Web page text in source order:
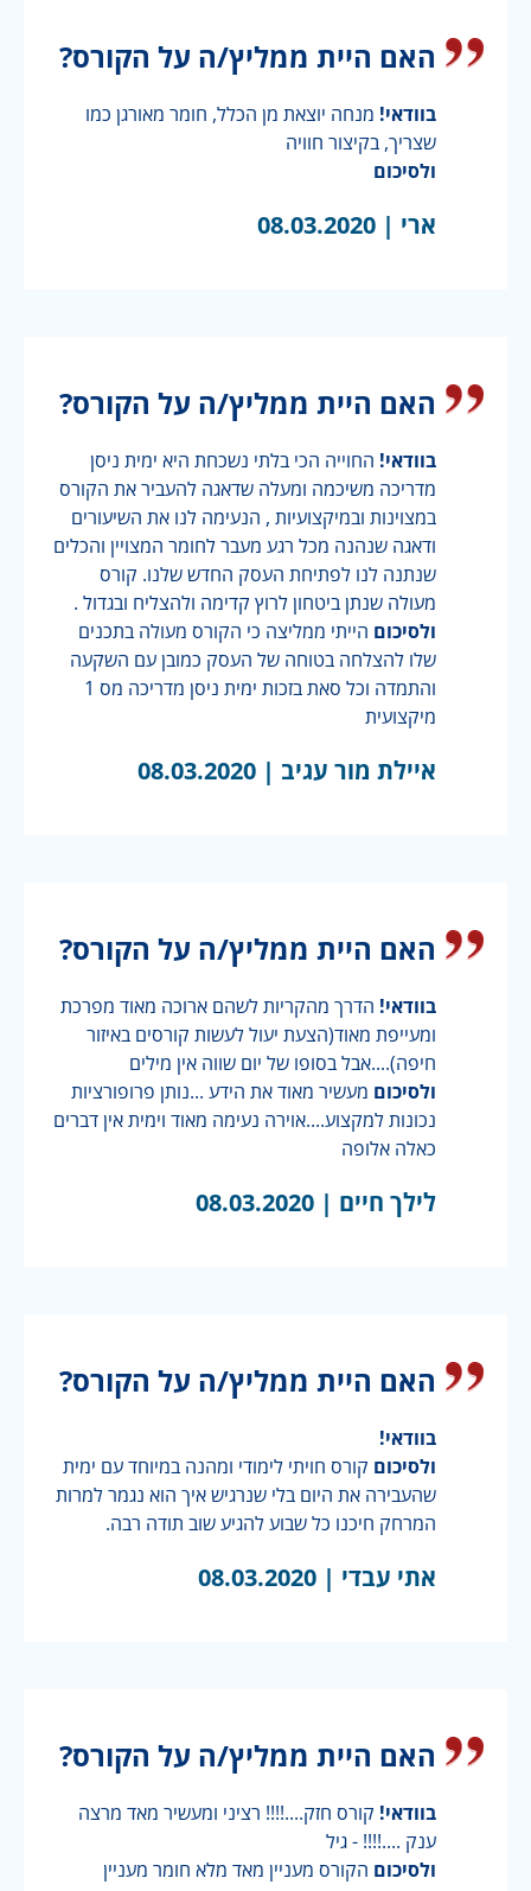
האם היית ממליץ/ה על הקורס?
בוודאי! מנחה יוצאת מן הכלל, חומר מאורגן כמו
שצריך, בקיצור חוויה
ולסיכום
ארי | 08.03.2020
האם היית ממליץ/ה על הקורס?
בוודאי! החוייה הכי בלתי נשכחת היא ימית ניסן
מדריכה משיכמה ומעלה שדאגה להעביר את הקורס
במצוינות ובמיקצועיות , הנעימה לנו את השיעורים
ודאגה שנהנה מכל רגע מעבר לחומר המצויין והכלים
שנתנה לנו לפתיחת העסק החדש שלנו. קורס
מעולה שנתן ביטחון לרוץ קדימה ולהצליח ובגדול .
ולסיכום הייתי ממליצה כי הקורס מעולה בתכנים
שלו להצלחה בטוחה של העסק כמובן עם השקעה
והתמדה וכל סאת בזכות ימית ניסן מדריכה מס 1
מיקצועית
איילת מור עגיב | 08.03.2020
האם היית ממליץ/ה על הקורס?
בוודאי! הדרך מהקריות לשהם ארוכה מאוד מפרכת
ומעייפת מאוד(הצעת יעול לעשות קורסים באיזור
חיפה)....אבל בסופו של יום שווה אין מילים
ולסיכום מעשיר מאוד את הידע ...נותן פרופורציות
נכונות למקצוע....אוירה נעימה מאוד וימית אין דברים
כאלה אלופה
לילך חיים | 08.03.2020
האם היית ממליץ/ה על הקורס?
בוודאי!
ולסיכום קורס חויתי לימודי ומהנה במיוחד עם ימית
שהעבירה את היום בלי שנרגיש איך הוא נגמר למרות
המרחק חיכנו כל שבוע להגיע שוב תודה רבה.
אתי עבדי | 08.03.2020
האם היית ממליץ/ה על הקורס?
בוודאי! קורס חזק....!!!! רציני ומעשיר מאד מרצה
ענק ....!!!! - גיל
ולסיכום הקורס מעניין מאד מלא חומר מעניין